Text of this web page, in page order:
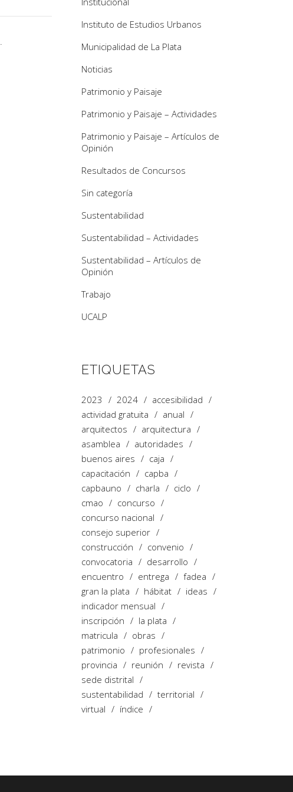
Instituto de Estudios Urbanos
Municipalidad de La Plata
Noticias
Patrimonio y Paisaje
Patrimonio y Paisaje – Actividades
Patrimonio y Paisaje – Artículos de
Opinión
Resultados de Concursos
Sin categoría
Sustentabilidad
Sustentabilidad – Actividades
Sustentabilidad – Artículos de
Opinión
Trabajo
UCALP
ETIQUETAS
2023 2024
accesibilidad
actividad gratuita
anual
arquitectos
arquitectura
asamblea
autoridades
buenos aires
caja
capacitación
capba
capbauno
charla
ciclo
cmao
concurso
concurso nacional
consejo superior
construcción
convenio
convocatoria
desarrollo
encuentro
entrega
fadea
gran la plata
hábitat
ideas
indicador mensual
inscripción
la plata
matricula
obras
patrimonio
profesionales
provincia
reunión
revista
sede distrital
sustentabilidad
territorial
virtual
índice